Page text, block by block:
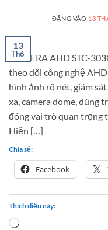
ĐĂNG VÀO 13
13
Th6
CAMERA AHD STC-
theo dõi công nghệ
hình ảnh rõ nét, giám
xa, camera dome, dùng
đóng vai trò quan trọng
Hiện […]
Chia sẻ:
Facebook
Thích điều này:
Loading…